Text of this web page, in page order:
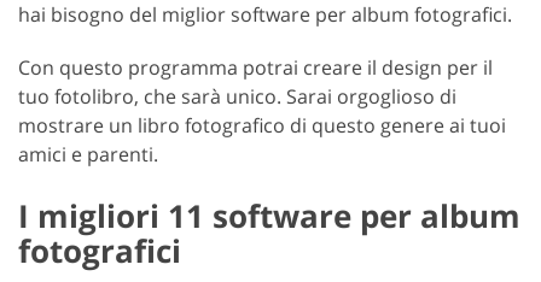
hai bisogno del miglior software per album fotografici.
Con questo programma potrai creare il design per il
tuo fotolibro, che sarà unico. Sarai orgoglioso di
mostrare un libro fotografico di questo genere ai tuoi
amici e parenti.
I migliori 11 software per album
fotografici